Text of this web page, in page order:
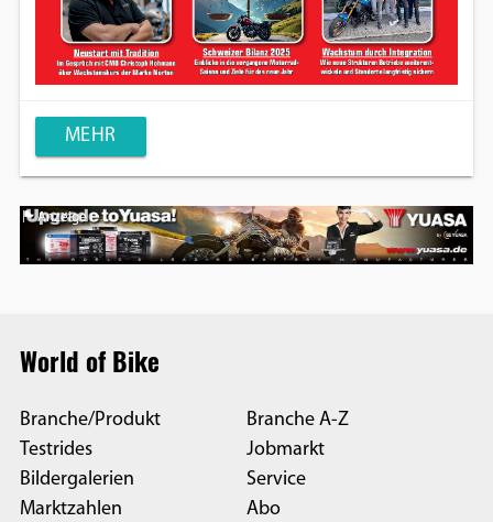
MEHR
Anzeige
World of Bike
Branche/Produkt
Testrides
Bildergalerien
Marktzahlen
Branche A-Z
Jobmarkt
Service
Abo